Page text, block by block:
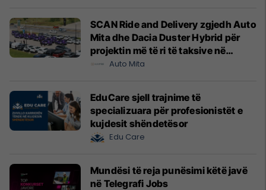
SCAN Ride and Delivery zgjedh Auto
Mita dhe Dacia Duster Hybrid për
projektin më të ri të taksive në
Prishtinë
Auto Mita
EduCare sjell trajnime të
specializuara për profesionistët e
kujdesit shëndetësor
Edu Care
Mundësi të reja punësimi këtë javë
në Telegrafi Jobs